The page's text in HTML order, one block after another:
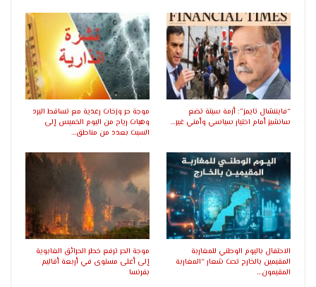
“فايننشال تايمز”: أزمة سبتة تضع
سانشيز أمام اختبار سياسي وأمني غير…
موجة حر وزخات رعدية مع تساقط البرد
وهبات رياح من اليوم الخميس إلى
السبت بعدد من مناطق…
الاحتفال باليوم الوطني للمغاربة
المقيمين بالخارج تحت شعار “المغاربة
المقيمون…
موجة الحر ترفع خطر الحرائق الغابوية
إلى أعلى مستوى في أربعة أقاليم
بفرنسا